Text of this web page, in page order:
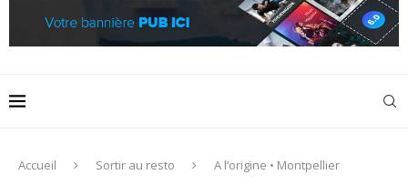
Accueil Sortir au resto A l’origine • Montpellier